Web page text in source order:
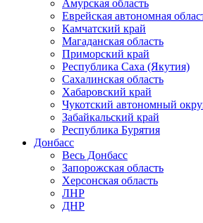
Амурская область
Еврейская автономная
Камчатский край
Магаданская область
Приморский край
Республика Саха (Якутия)
Сахалинская область
Хабаровский край
Чукотский автономный
Забайкальский край
Республика Бурятия
Донбасс
Весь Донбасс
Запорожская область
Херсонская область
ЛНР
ДНР